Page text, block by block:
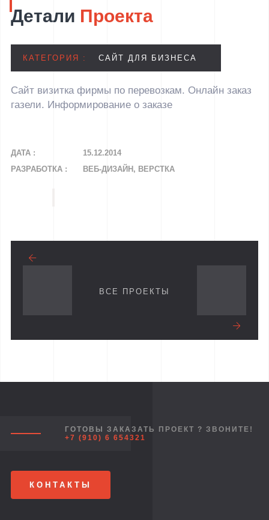
Детали Проекта
КАТЕГОРИЯ : САЙТ ДЛЯ БИЗНЕСА
Сайт визитка фирмы по перевозкам. Онлайн заказ
газели. Информирование о заказе
ДАТА :
15.12.2014
РАЗРАБОТКА :
ВЕБ-ДИЗАЙН, ВЕРСТКА
ВСЕ ПРОЕКТЫ
ГОТОВЫ ЗАКАЗАТЬ ПРОЕКТ ? ЗВОНИТЕ!
+7 (910) 6 654321
КОНТАКТЫ